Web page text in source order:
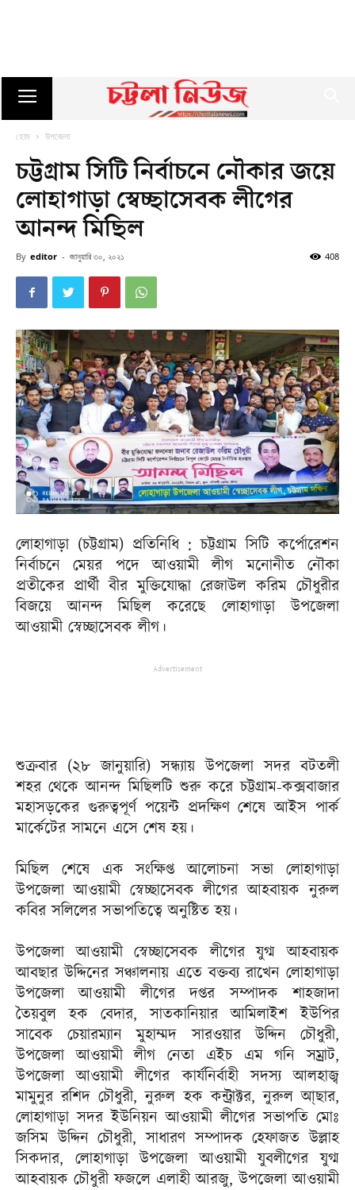
হোম উপজেলা
চট্টগ্রাম সিটি নির্বাচনে নৌকার জয়ে
লোহাগাড়া স্বেচ্ছাসেবক লীগের
আনন্দ মিছিল
By editor - জানুয়ারি ৩০, ২০২১ 408
লোহাগাড়া (চট্টগ্রাম) প্রতিনিধি : চট্টগ্রাম সিটি কর্পোরেশন
নির্বাচনে মেয়র পদে আওয়ামী লীগ মনোনীত নৌকা
প্রতীকের প্রার্থী বীর মুক্তিযোদ্ধা রেজাউল করিম চৌধুরীর
বিজয়ে আনন্দ মিছিল করেছে লোহাগাড়া উপজেলা
আওয়ামী স্বেচ্ছাসেবক লীগ।
Advertisement
শুক্রবার (২৮ জানুয়ারি) সন্ধ্যায় উপজেলা সদর বটতলী
শহর থেকে আনন্দ মিছিলটি শুরু করে চট্টগ্রাম-কক্সবাজার
মহাসড়কের গুরুত্বপূর্ণ পয়েন্ট প্রদক্ষিণ শেষে আইস পার্ক
মার্কেটের সামনে এসে শেষ হয়।
মিছিল শেষে এক সংক্ষিপ্ত আলোচনা সভা লোহাগাড়া
উপজেলা আওয়ামী স্বেচ্ছাসেবক লীগের আহবায়ক নুরুল
কবির সলিলের সভাপতিত্বে অনুষ্টিত হয়।
উপজেলা আওয়ামী স্বেচ্ছাসেবক লীগের যুগ্ম আহবায়ক
আবছার উদ্দিনের সঞ্চালনায় এতে বক্তব্য রাখেন লোহাগাড়া
উপজেলা আওয়ামী লীগের দপ্তর সম্পাদক শাহজাদা
তৈয়বুল হক বেদার, সাতকানিয়ার আমিলাইশ ইউপির
সাবেক চেয়ারম্যান মুহাম্মদ সারওয়ার উদ্দিন চৌধুরী,
উপজেলা আওয়ামী লীগ নেতা এইচ এম গনি সম্রাট,
উপজেলা আওয়ামী লীগের কার্যনির্বাহী সদস্য আলহাজ্ব
মামুনুর রশিদ চৌধুরী, নুরুল হক কন্ট্রাক্টর, নুরুল আ্ছার,
লোহাগাড়া সদর ইউনিয়ন আওয়ামী লীগের সভাপতি মোঃ
জসিম উদ্দিন চৌধুরী, সাধারণ সম্পাদক হেফাজত উল্লাহ
সিকদার, লোহাগাড়া উপজেলা আওয়ামী যুবলীগের যুগ্ম
আহবায়ক চৌধুরী ফজলে এলাহী আরজু, উপজেলা আওয়ামী